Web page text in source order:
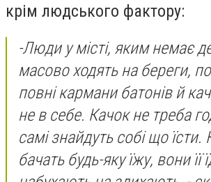
крім людського фактору:
-Люди у місті, яким немає
масово ходять на береги,
повні кармани батонів й
не в себе. Качок не треба
самі знайдуть собі що
бачать будь-яку їжу, вони її